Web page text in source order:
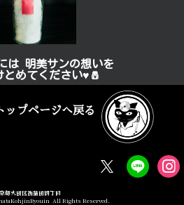
は 明美サンの想いを
めてください♥️🧂
ップページへ戻る
都大田区西蒲田四丁目
All Rights Reserved.